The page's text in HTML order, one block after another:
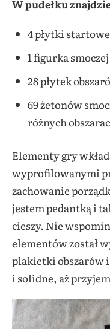
W pudełku
4 płytki startowe
1 figurka
28 płytek
69 żetonów
różnych
Elementy gry
wyprofilowanymi
zachowanie
jestem pedantką i
cieszy. Nie
elementów został
plakietki obszarów i
i solidne, aż